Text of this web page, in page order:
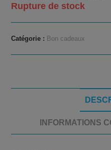
Rupture de stock
Catégorie : Bon cadeaux
INFORMATIONS